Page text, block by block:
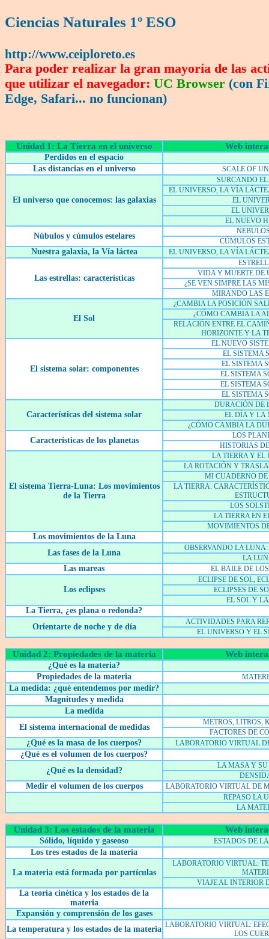
Ciencias Naturales 1º ESO
http://www.ceiploreto.es
Para poder realizar la gran mayoría de las
que utilizar el navegador: UC Browser (con
Edge, Safari... no funcionan)
Unidad 1: La Tierra en el universo Web
Perdidos en el espacio
Las distancias en el universo
SCALE OF
El universo que conocemos: las galaxias
SURCANDO EL
EL UNIVERSO, LA VÍA
EL
EL
EL NUEVO
Núbulos y cúmulos estelares
CÚMULOS
Nuestra galaxia, la Vía láctea EL UNIVERSO, LA VÍA
Las estrellas: características
VIDA Y MUERTE DE
¿SE VEN SIMPRE LAS
MIRANDO LAS
El Sol
¿CAMBIA LA POSICIÓN
¿CÓMO CAMBIA LA
RELACIÓN ENTRE EL
HORIZONTE Y LA
El sistema solar: componentes
EL NUEVO
EL SISTEMA
EL SISTEMA
EL SISTEMA
EL SISTEMA
EL SISTEMA
Características del sistema solar
DURACIÓN DE
EL DÍA Y LA
¿CÓMO CAMBIA LA
Características de los planetas
LOS
HISTORIAS
El sistema Tierra-Luna: Los movimientos
de la Tierra
LA TIERRA Y EL
LA ROTACIÓN Y
MI CUADERNO
LA TIERRA.
LOS
LA TIERRA EN
MOVIMIENTOS
Los movimientos de la Luna
Las fases de la Luna
OBSERVANDO LA LUNA:
LA
Las mareas EL BAILE DE
Los eclipses
ECLIPSE DE SOL,
ECLIPSES DE
EL SOL Y
La Tierra, ¿es plana o redonda?
Orientarte de noche y de día
ACTIVIDADES PARA
EL UNIVERSO Y EL
Unidad 2: Propiedades de la materia Web
¿Qué es la materia?
Propiedades de la materia
La medida: ¿qué entendemos por medir?
Magnitudes y medida
La medida
El sistema internacional de medidas
METROS, LITROS,
FACTORES DE
¿Qué es la masa de los cuerpos? LABORATORIO VIRTUAL
¿Qué es el volumen de los cuerpos?
¿Qué es la densidad?
LA MASA Y
Medir el volumen de los cuerpos
LABORATORIO VIRTUAL DE
REPASO LA
LA
Unidad 3: Los estados de la materia Web
Sólido, líquido y gaseoso ESTADOS DE
Los tres estados de la materia
La materia está formada por partículas
LABORATORIO VIRTUAL:
VIAJE AL INTERIOR
La teoría cinética y los estados de la
materia
Expansión y comprensión de los gases
La temperatura y los estados de la materia LABORATORIO VIRTUAL:
LOS